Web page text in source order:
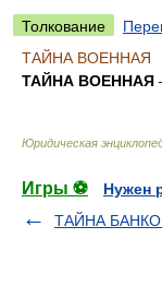
Толкование
ТАЙНА ВОЕННАЯ
ТАЙНА ВОЕННАЯ
Юридическая
Игры ⚽
Нужен
ТАЙНА